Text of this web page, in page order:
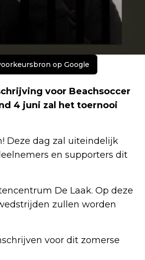
op Google
voor Beachsoccer
4 juni zal het toernooi
Deze dag zal uiteindelijk
en supporters dit
De Laak. Op deze
zullen worden
voor dit zomerse